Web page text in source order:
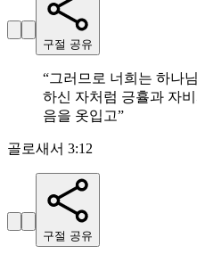
구절 공유
“그러므로 너희는 하나
하신 자처럼 긍휼과 자
음을 옷입고”
골로새서 3:12
구절 공유